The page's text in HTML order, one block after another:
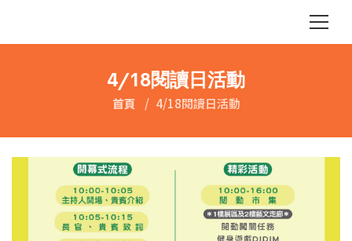
4/18閱讀日活動
首頁 4/18閱讀日活動